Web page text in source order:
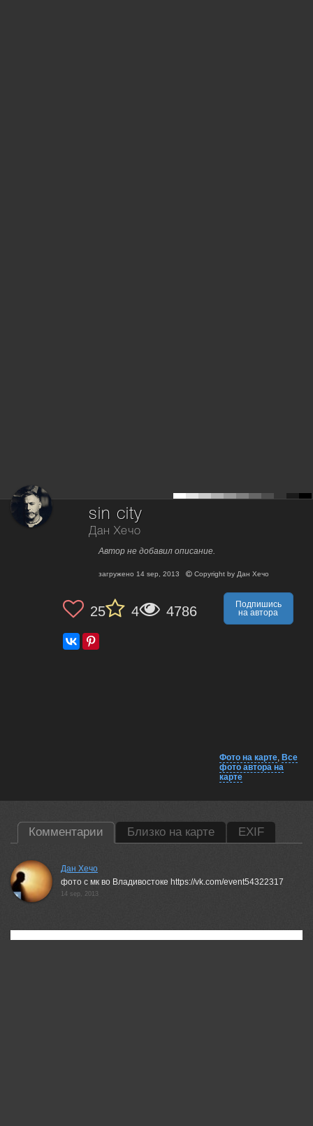
sin city
Дан Хечо
Автор не добавил описание.
загружено 14 sep, 2013 Copyright by Дан Хечо
25 4 4786
Подпишись
на автора
Фото на карте, Все
фото автора на
карте
Комментарии Близко на карте EXIF
Дан Хечо
фото с мк во Владивостоке https://vk.com/event54322317
14 sep, 2013